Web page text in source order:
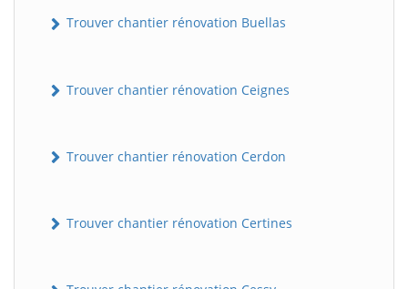
Trouver chantier rénovation Buellas
Trouver chantier rénovation Ceignes
Trouver chantier rénovation Cerdon
Trouver chantier rénovation Certines